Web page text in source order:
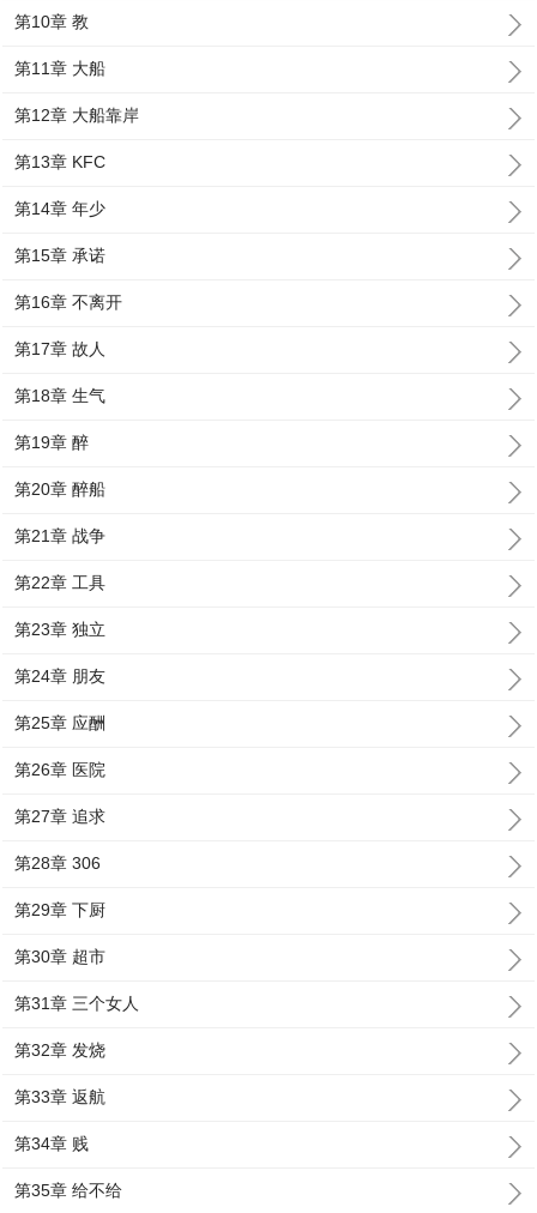
第10章 教
第11章 大船
第12章 大船靠岸
第13章 KFC
第14章 年少
第15章 承诺
第16章 不离开
第17章 故人
第18章 生气
第19章 醉
第20章 醉船
第21章 战争
第22章 工具
第23章 独立
第24章 朋友
第25章 应酬
第26章 医院
第27章 追求
第28章 306
第29章 下厨
第30章 超市
第31章 三个女人
第32章 发烧
第33章 返航
第34章 贱
第35章 给不给